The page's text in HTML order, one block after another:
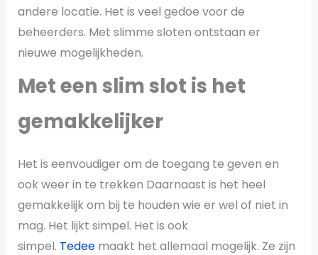
andere locatie. Het is veel gedoe voor de
beheerders. Met slimme sloten ontstaan er
nieuwe mogelijkheden.
Met een slim slot is het
gemakkelijker
Het is eenvoudiger om de toegang te geven en
ook weer in te trekken Daarnaast is het heel
gemakkelijk om bij te houden wie er wel of niet in
mag. Het lijkt simpel. Het is ook
simpel. Tedeemaakt het allemaal mogelijk. Ze zijn